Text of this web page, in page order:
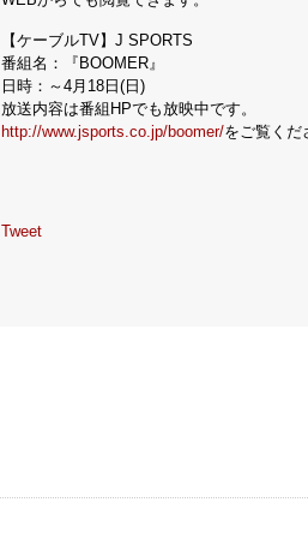
【ケーブルTV】J SPORTS
番組名：『BOOMER』
日時：～4月18日(日)
放送内容は番組HPでも放映中です。
http://www.jsports.co.jp/boomer/をご覧くだ
Tweet